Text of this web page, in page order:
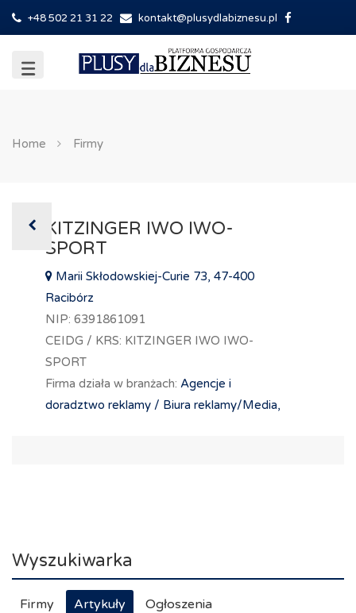
+48 502 21 31 22 kontakt@plusydlabiznesu.pl
Home Firmy
KITZINGER IWO IWO-
SPORT
Marii Skłodowskiej-Curie 73, 47-400
Racibórz
NIP: 6391861091
CEIDG / KRS: KITZINGER IWO IWO-
SPORT
Firma działa w branżach: Agencje i
doradztwo reklamy / Biura reklamy/Media,
Wyszukiwarka
Firmy Artykuły Ogłoszenia